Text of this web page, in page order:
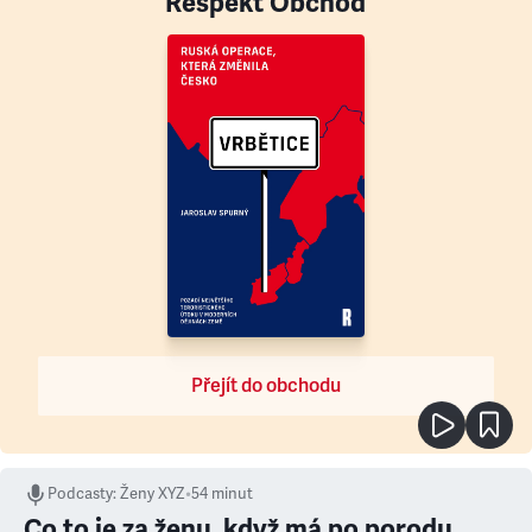
Přejít do obchodu
Podcasty:Ženy XYZ•54 minut